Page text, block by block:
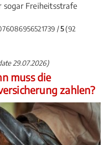
sogar Freiheitsstrafe
/5(92
29.07.2026)
muss die
zahlen?